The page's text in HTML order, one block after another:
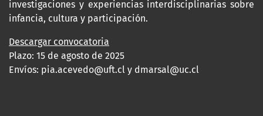
investigaciones y experiencias interdisciplinarias sobre
infancia, cultura y participación.
Descargar convocatoria
Plazo: 15 de agosto de 2025
Envíos: pia.acevedo@uft.cl y dmarsal@uc.cl